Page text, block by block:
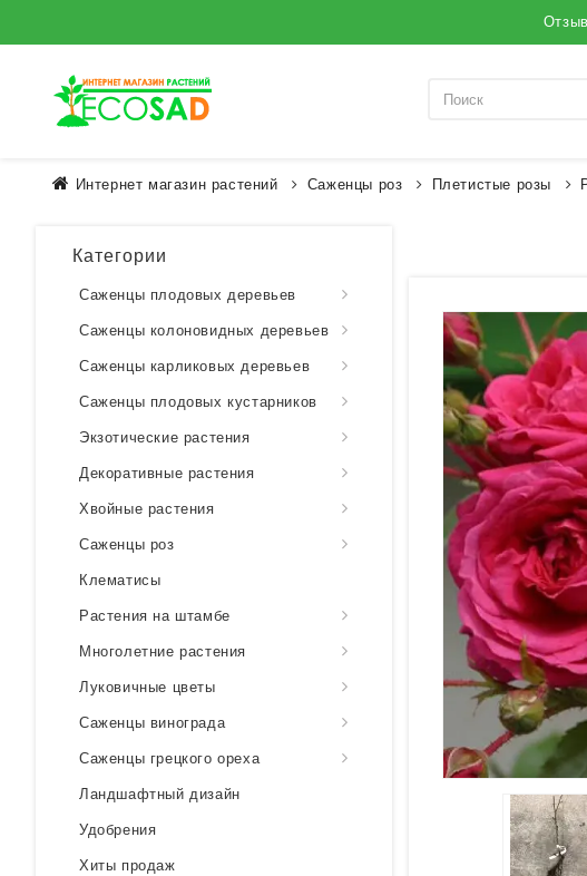
Интернет магазин растений Саженцы роз Плетистые розы
Категории
Саженцы плодовых деревьев
Саженцы колоновидных деревьев
Саженцы карликовых деревьев
Саженцы плодовых кустарников
Экзотические растения
Декоративные растения
Хвойные растения
Саженцы роз
Клематисы
Растения на штамбе
Многолетние растения
Луковичные цветы
Саженцы винограда
Саженцы грецкого ореха
Ландшафтный дизайн
Удобрения
Хиты продаж